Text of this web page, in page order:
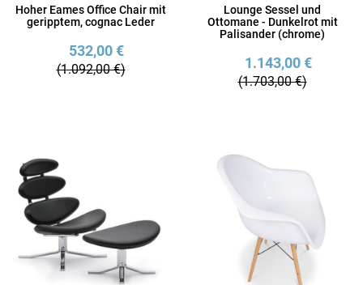
Hoher Eames Office Chair mit
geripptem, cognac Leder
532,00 €
(1.092,00 €)
Lounge Sessel und
Ottomane - Dunkelrot mit
Palisander (chrome)
1.143,00 €
(1.703,00 €)